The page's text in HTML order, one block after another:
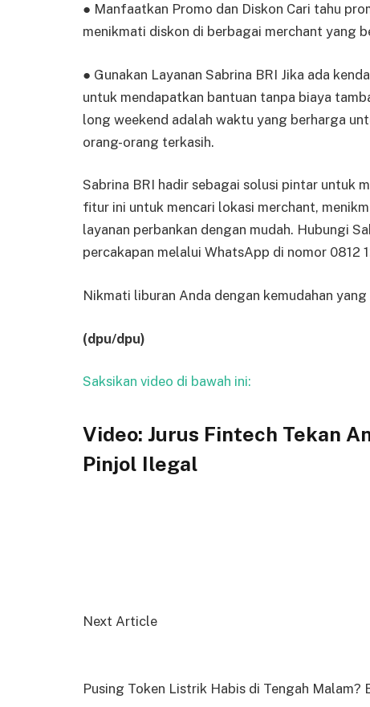
● Manfaatkan Promo dan Diskon Cari tahu
menikmati diskon di berbagai merchant yang
● Gunakan Layanan Sabrina BRI Jika ada
untuk mendapatkan bantuan tanpa biaya
long weekend adalah waktu yang berharga
orang-orang terkasih.
Sabrina BRI hadir sebagai solusi pintar untuk
fitur ini untuk mencari lokasi merchant,
layanan perbankan dengan mudah. Hubungi
percakapan melalui WhatsApp di nomor 0812
Nikmati liburan Anda dengan kemudahan
(dpu/dpu)
Saksikan video di bawah ini:
Video: Jurus Fintech Tekan
Pinjol Ilegal
Next Article
Pusing Token Listrik Habis di Tengah Malam?